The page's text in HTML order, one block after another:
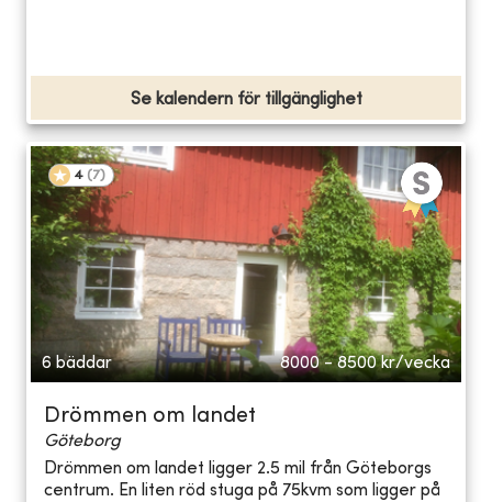
Se kalendern för tillgänglighet
4 (7)
6 bäddar 8000 - 8500 kr/vecka
Drömmen om landet
Göteborg
Drömmen om landet ligger 2.5 mil från Göteborgs
centrum. En liten röd stuga på 75kvm som ligger på